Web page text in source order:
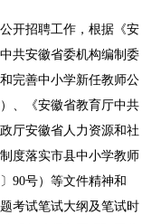
开招聘工作，根据《安
共安徽省委机构编制委
完善中小学新任教师公
、《安徽省教育厅中共
厅安徽省人力资源和社
度落实市县中小学教师
90号）等文件精神和
考试笔试大纲及笔试时